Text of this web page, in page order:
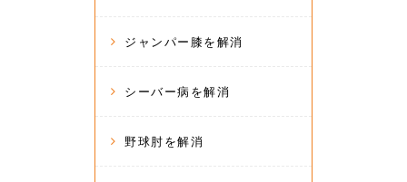
ジャンパー膝を解消
シーバー病を解消
野球肘を解消